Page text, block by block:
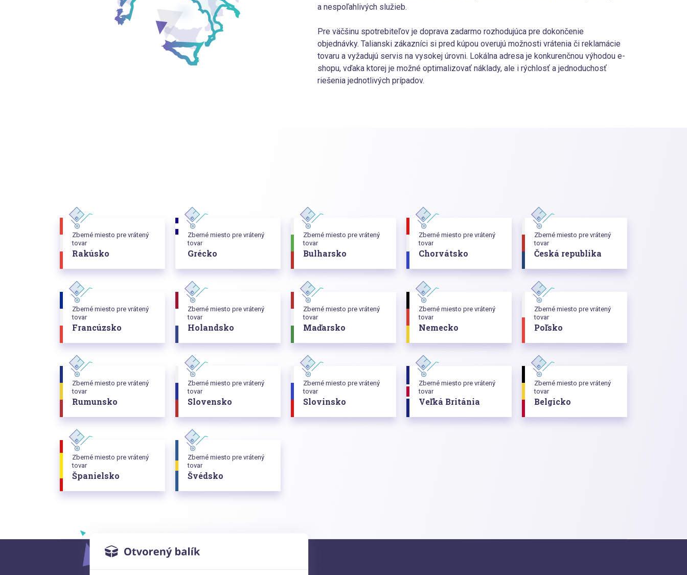
a nespoľahlivých služieb.
Pre väčšinu spotrebiteľov je doprava zadarmo rozhodujúca pre dokončenie
objednávky. Talianski zákazníci si pred kúpou overujú možnosti vrátenia či reklamácie
tovaru a vyžadujú servis na vysokej úrovni. Lokálna adresa je konkurenčnou výhodou e-
shopu, vďaka ktorej je možné optimalizovať náklady, ale i rýchlosť a jednoduchosť
riešenia jednotlivých prípadov.
Zberné miesto pre vrátený
tovar
Rakúsko
Zberné miesto pre vrátený
tovar
Grécko
Zberné miesto pre vrátený
tovar
Bulharsko
Zberné miesto pre vrátený
tovar
Chorvátsko
Zberné miesto pre vrátený
tovar
Česká republika
Zberné miesto pre vrátený
tovar
Francúzsko
Zberné miesto pre vrátený
tovar
Holandsko
Zberné miesto pre vrátený
tovar
Maďarsko
Zberné miesto pre vrátený
tovar
Nemecko
Zberné miesto pre vrátený
tovar
Poľsko
Zberné miesto pre vrátený
tovar
Rumunsko
Zberné miesto pre vrátený
tovar
Slovensko
Zberné miesto pre vrátený
tovar
Slovinsko
Zberné miesto pre vrátený
tovar
Veľká Británia
Zberné miesto pre vrátený
tovar
Belgicko
Zberné miesto pre vrátený
tovar
Španielsko
Zberné miesto pre vrátený
tovar
Švédsko